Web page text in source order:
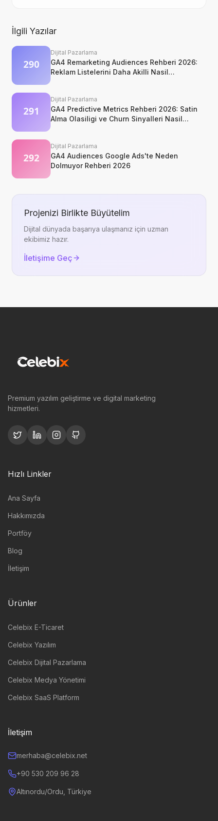
İlgili Yazılar
Dijital Pazarlama
GA4 Remarketing Audiences Rehberi 2026:
Reklam Listelerini Daha Akilli Nasil
Dijital Pazarlama
GA4 Predictive Metrics Rehberi 2026: Satin
Alma Olasiligi ve Churn Sinyalleri Nasil
Dijital Pazarlama
GA4 Audiences Google Ads'te Neden
Dolmuyor Rehberi 2026
Projenizi Birlikte Büyütelim
Dijital dünyada başarıya ulaşmanız için uzman
ekibimiz hazır.
İletişime Geç
Premium yazılım geliştirme ve digital marketing
hizmetleri.
Hızlı Linkler
Ana Sayfa
Hakkımızda
Portföy
Blog
İletişim
Ürünler
Celebix E-Ticaret
Celebix Yazılım
Celebix Dijital Pazarlama
Celebix Medya Yönetimi
Celebix SaaS Platform
İletişim
merhaba@celebix.net
+90 530 209 96 28
Altınordu/Ordu, Türkiye